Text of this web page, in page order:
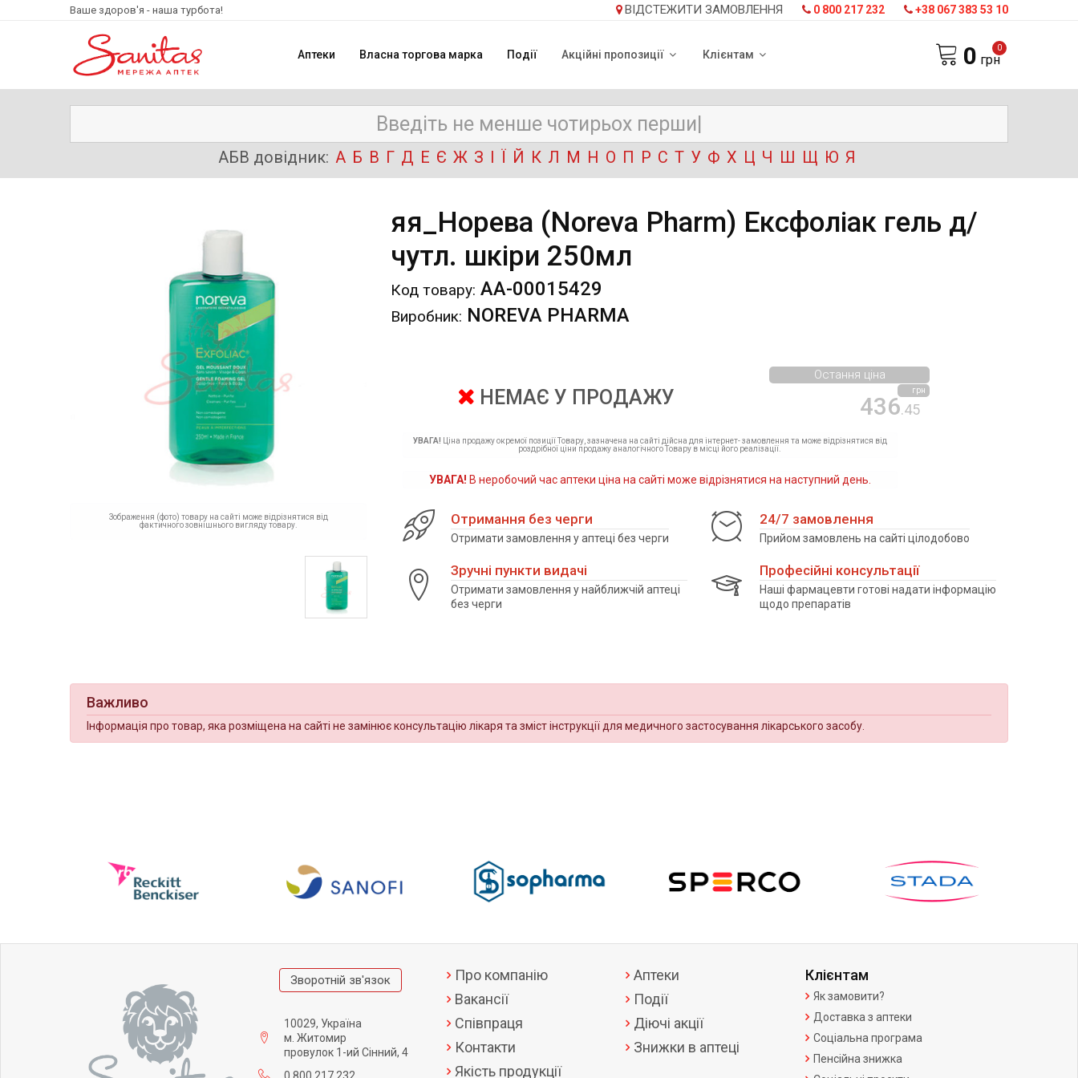
Ваше здоров'я - наша турбота! ВІДСТЕЖИТИ ЗАМОВЛЕННЯ 0 800 217 232 +38 067 383 53 10
Аптеки Власна торгова марка Події Акційні пропозиції Клієнтам
0
0 грн
АБВ довідник: А Б В Г Д Е Є Ж З І Ї Й К Л М Н О П Р С Т У Ф Х Ц Ч Ш Щ Ю Я
Зображення (фото) товару на сайті може відрізнятися від
фактичного зовнішнього вигляду товару.
яя_Норева (Noreva Pharm) Ексфоліак гель д/
чутл. шкіри 250мл
Код товару: АА-00015429
Виробник: NOREVA PHARMA
НЕМАЄ У ПРОДАЖУ 436.45
грн
Остання ціна
УВАГА! Ціна продажу окремої позиції Товару, зазначена на сайті дійсна для інтернет- замовлення та може відрізнятися від
роздрібної ціни продажу аналогічного Товару в місці його реалізації.
УВАГА! В неробочий час аптеки ціна на сайті може відрізнятися на наступний день.
Отримання без черги
Отримати замовлення у аптеці без черги
24/7 замовлення
Прийом замовлень на сайті цілодобово
Зручні пункти видачі
Отримати замовлення у найближчій аптеці
без черги
Професійні консультації
Наші фармацевти готові надати інформацію
щодо препаратів
Важливо
Інформація про товар, яка розміщена на сайті не замінює консультацію лікаря та зміст інструкції для медичного застосування лікарського засобу.
Зворотній зв'язок
10029, Україна
м. Житомир
провулок 1-ий Сінний, 4
Про компанію
Вакансії
Співпраця
Контакти
Якість продукції
Аптеки
Події
Діючі акції
Знижки в аптеці
Клієнтам
Як замовити?
Доставка з аптеки
Соціальна програма
Пенсійна знижка